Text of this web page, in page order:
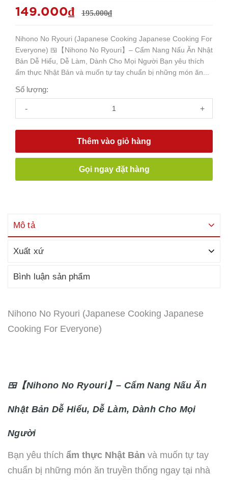
149.000₫ 195.000₫
Nihono No Ryouri (Japanese Cooking Japanese Cooking For
Everyone) 🍱【Nihono No Ryouri】– Cẩm Nang Nấu Ăn Nhật
Bản Dễ Hiểu, Dễ Làm, Dành Cho Mọi Người Bạn yêu thích
ẩm thực Nhật Bản và muốn tự tay chuẩn bị những món ăn...
Số lượng:
- +
Thêm vào giỏ hàng
Gọi ngay đặt hàng
Mô tả
Xuất xứ
Bình luận sản phẩm
Nihono No Ryouri (Japanese Cooking Japanese
Cooking For Everyone)
🍱【Nihono No Ryouri】– Cẩm Nang Nấu Ăn
Nhật Bản Dễ Hiểu, Dễ Làm, Dành Cho Mọi
Người
Bạn yêu thích ẩm thực Nhật Bản và muốn tự tay
chuẩn bị những món ăn truyền thống ngay tại nhà